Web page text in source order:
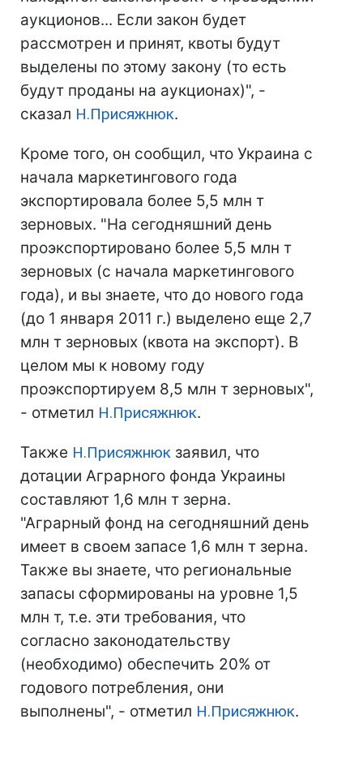
аукционов... Если закон будет
рассмотрен и принят, квоты будут
выделены по этому закону (то есть
будут проданы на аукционах)", -
сказал Н.Присяжнюк.
Кроме того, он сообщил, что Украина с
начала маркетингового года
экспортировала более 5,5 млн т
зерновых. "На сегодняшний день
проэкспортировано более 5,5 млн т
зерновых (с начала маркетингового
года), и вы знаете, что до нового года
(до 1 января 2011 г.) выделено еще 2,7
млн т зерновых (квота на экспорт). В
целом мы к новому году
проэкспортируем 8,5 млн т зерновых",
- отметил Н.Присяжнюк.
Также Н.Присяжнюк заявил, что
дотации Аграрного фонда Украины
составляют 1,6 млн т зерна.
"Аграрный фонд на сегодняшний день
имеет в своем запасе 1,6 млн т зерна.
Также вы знаете, что региональные
запасы сформированы на уровне 1,5
млн т, т.е. эти требования, что
согласно законодательству
(необходимо) обеспечить 20% от
годового потребления, они
выполнены", - отметил Н.Присяжнюк.